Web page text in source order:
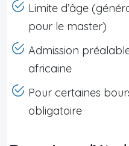
Limite d’âge
pour le master)
Admission
africaine
Pour certaines
obligatoire